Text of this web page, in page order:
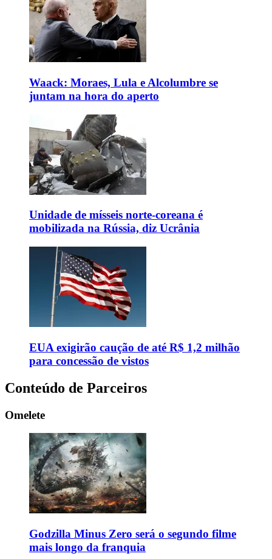
Waack: Moraes, Lula e Alcolumbre se
juntam na hora do aperto
Unidade de mísseis norte-coreana é
mobilizada na Rússia, diz Ucrânia
EUA exigirão caução de até R$ 1,2 milhão
para concessão de vistos
Conteúdo de Parceiros
Omelete
Godzilla Minus Zero será o segundo filme
mais longo da franquia